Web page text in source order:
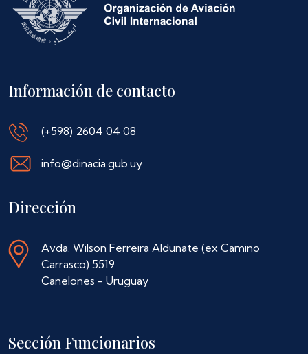
Información de contacto
(+598) 2604 04 08
info@dinacia.gub.uy
Dirección
Avda. Wilson Ferreira Aldunate (ex Camino
Carrasco) 5519
Canelones - Uruguay
Sección Funcionarios